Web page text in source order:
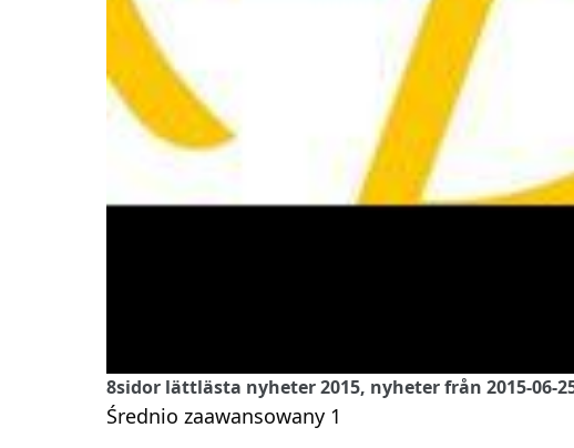
8sidor lättlästa nyheter 2015, nyheter från 2015-06-
Średnio zaawansowany 1